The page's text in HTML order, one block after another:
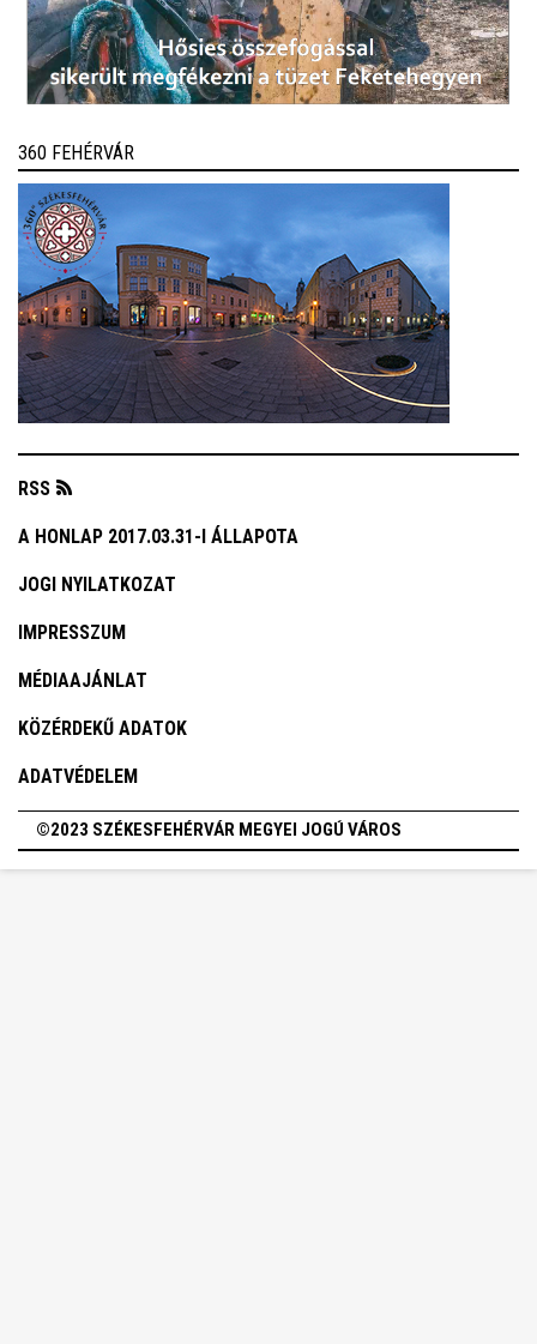
360 FEHÉRVÁR
RSS
A HONLAP 2017.03.31-I ÁLLAPOTA
JOGI NYILATKOZAT
IMPRESSZUM
MÉDIAAJÁNLAT
KÖZÉRDEKŰ ADATOK
ADATVÉDELEM
©2023 SZÉKESFEHÉRVÁR MEGYEI JOGÚ VÁROS